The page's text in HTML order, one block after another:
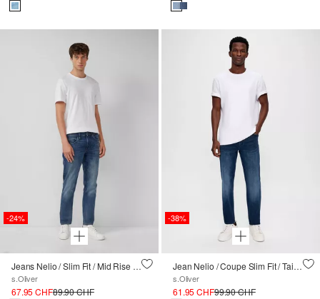
-24%
Jeans Nelio / Slim Fit / Mid Rise / Slim Leg
s.Oliver
67.95 CHF89.90 CHF
-38%
Jean Nelio / Coupe Slim Fit / Taille mi-haute / Slim Leg / Hyperstretch
s.Oliver
61.95 CHF99.90 CHF